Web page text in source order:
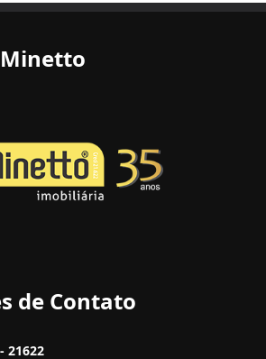
de Contato
21622